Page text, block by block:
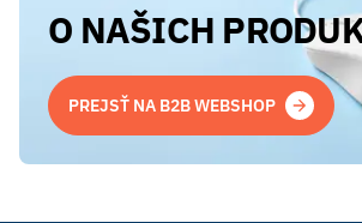
O NAŠICH
PREJSŤ NA B2B WEBSHOP